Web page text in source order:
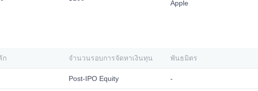
Apple
ก จำนวนรอบการจัดหาเงินทุน พันธมิตร
Post-IPO Equity -